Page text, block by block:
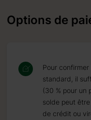
Options de
Pour confirmer
standard, il
(30 % pour un
solde peut
de crédit ou